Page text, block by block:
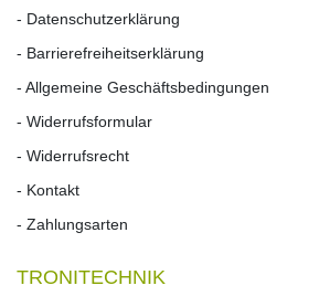
- Datenschutzerklärung
- Barrierefreiheitserklärung
- Allgemeine Geschäftsbedingungen
- Widerrufsformular
- Widerrufs­recht
- Kontakt
- Zahlungsarten
TRONITECHNIK